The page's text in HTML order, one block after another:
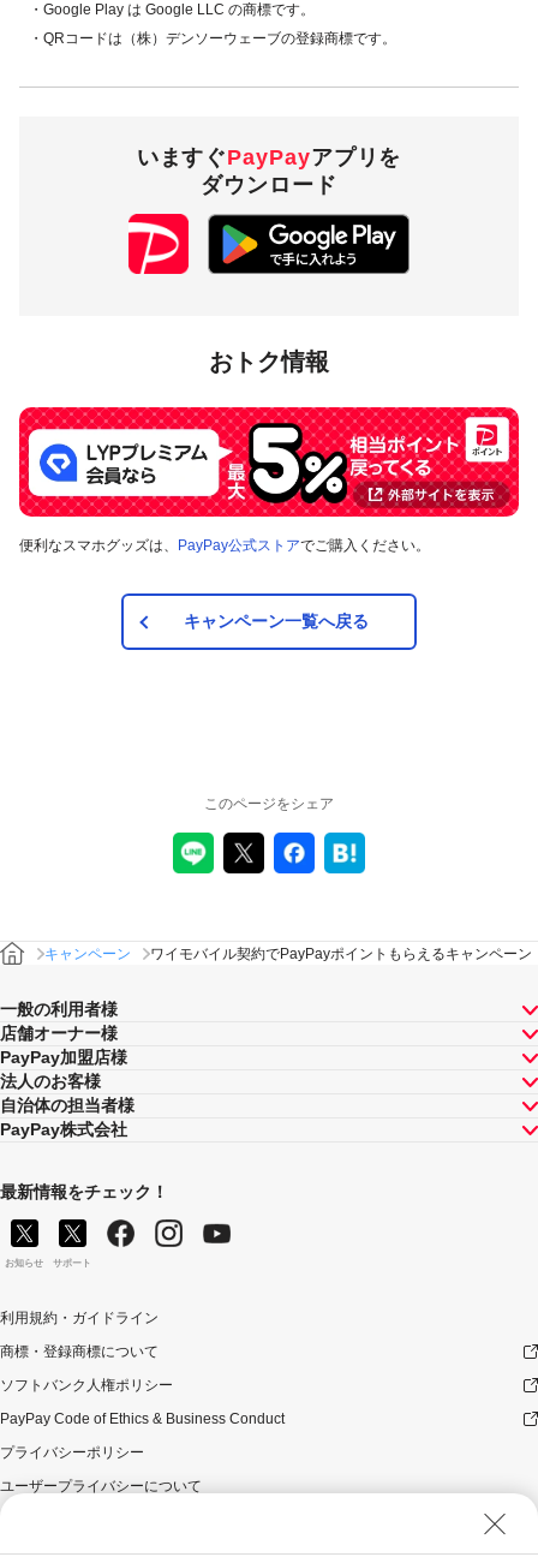
・Google Play は Google LLC の商標です。
・QRコードは（株）デンソーウェーブの登録商標です。
いますぐPayPayアプリを
ダウンロード
おトク情報
便利なスマホグッズは、 PayPay公式ストアでご購入ください。
キャンペーン一覧へ戻る
このページをシェア
キャンペーン ワイモバイル契約でPayPayポイントもらえるキャンペーン
一般の利用者様
店舗オーナー様
PayPay加盟店様
法人のお客様
自治体の担当者様
PayPay株式会社
最新情報をチェック！
お知らせ サポート
利用規約・ガイドライン
商標・登録商標について
ソフトバンク人権ポリシー
PayPay Code of Ethics & Business Conduct
プライバシーポリシー
ユーザープライバシーについて
ウェブサイト利用規約